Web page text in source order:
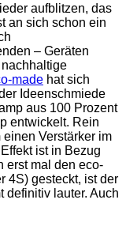
aufblitzen, das
an sich schon ein
– Geräten
made hat sich
Ideenschmiede
aus 100 Prozent
entwickelt. Rein
Verstärker im
ist in Bezug
erst mal den eco-
4S) gesteckt, ist der
definitiv lauter. Auch